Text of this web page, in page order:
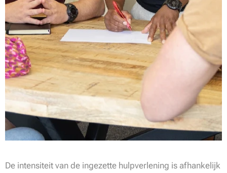
De intensiteit van de ingezette hulpverlening is afhankelijk